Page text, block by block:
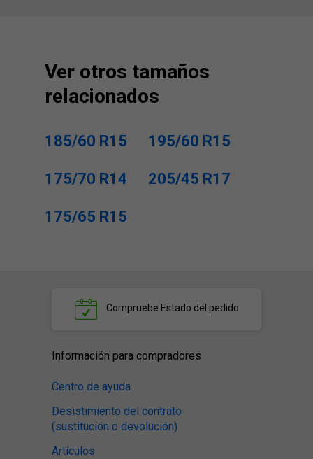
Ver otros tamaños
relacionados
185/60 R15 195/60 R15
175/70 R14 205/45 R17
175/65 R15
Compruebe Estado del pedido
Información para compradores
Centro de ayuda
Desistimiento del contrato
(sustitución o devolución)
Artículos